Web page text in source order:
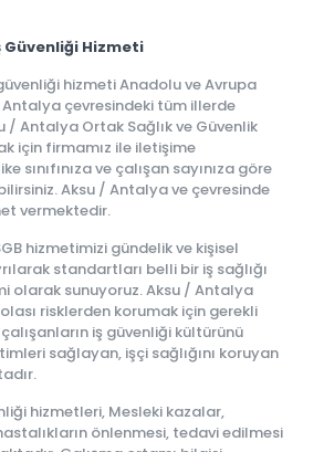
Hizmeti
hizmeti Anadolu ve Avrupa
Antalya çevresindeki tüm illerde
/ Antalya Ortak Sağlık ve Güvenlik
için firmamız ile iletişime
sınıfınıza ve çalışan sayınıza göre
Aksu / Antalya ve çevresinde
vermektedir.
hizmetimizi gündelik ve kişisel
standartları belli bir iş sağlığı
olarak sunuyoruz. Aksu / Antalya
olası risklerden korumak için gerekli
iş güvenliği kültürünü
sağlayan, işçi sağlığını koruyan
hizmetleri, Mesleki kazalar,
önlenmesi, tedavi edilmesi